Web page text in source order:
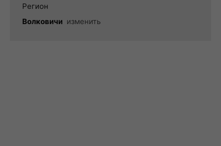
Регион
Волковичи изменить